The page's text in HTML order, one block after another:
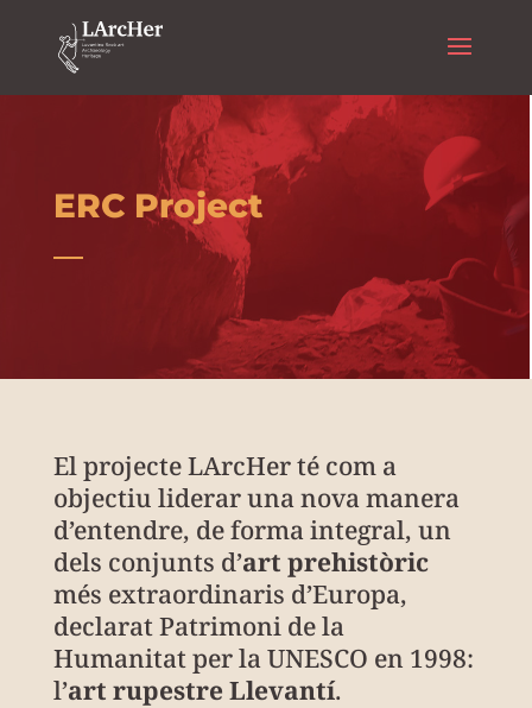
ERC Project
El projecte LArcHer té com a
objectiu liderar una nova manera
d’entendre, de forma integral, un
dels conjunts d’art prehistòric
més extraordinaris d’Europa,
declarat Patrimoni de la
Humanitat per la UNESCO en 1998:
l’art rupestre Llevantí.